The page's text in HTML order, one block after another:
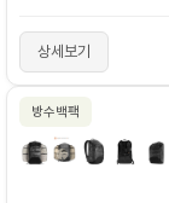
상세보기
방수백팩